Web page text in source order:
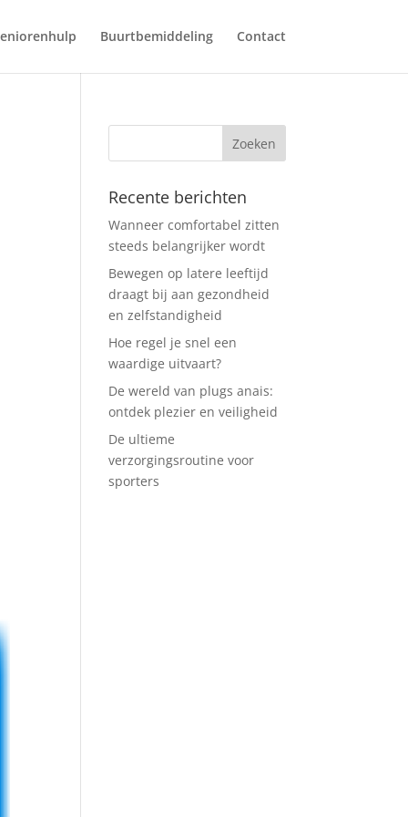
Buurtbemiddeling Contact
Recente berichten
Wanneer comfortabel zitten
steeds belangrijker wordt
Bewegen op latere leeftijd
draagt bij aan gezondheid
en zelfstandigheid
Hoe regel je snel een
waardige uitvaart?
De wereld van plugs anais:
ontdek plezier en veiligheid
De ultieme
verzorgingsroutine voor
sporters